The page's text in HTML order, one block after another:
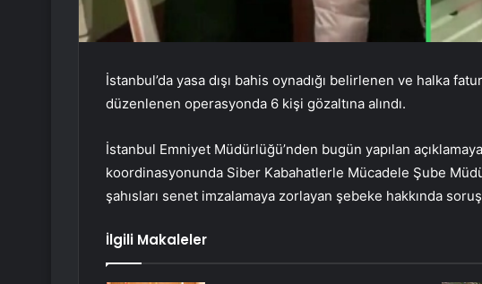
İstanbul’da yasa dışı bahis oynadığı belirlenen ve halka
düzenlenen operasyonda 6 kişi gözaltına alındı.
İstanbul Emniyet Müdürlüğü’nden bugün yapılan
koordinasyonunda Siber Kabahatlerle Mücadele Şube
şahısları senet imzalamaya zorlayan şebeke hakkında
İlgili Makaleler